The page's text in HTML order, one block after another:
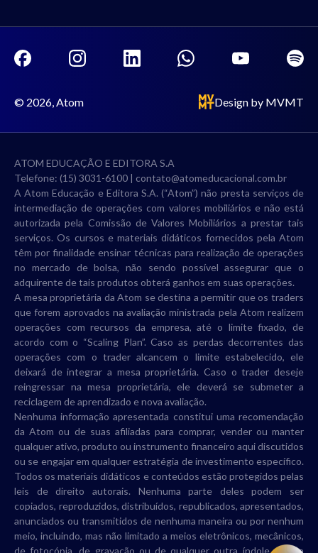
© 2026, Atom Design by MVMT
ATOM EDUCAÇÃO E EDITORA S.A
Telefone: (15) 3031-6100 | contato@atomeducacional.com.br
A Atom Educação e Editora S.A. (“Atom”) não presta serviços de
intermediação de operações com valores mobiliários e não está
autorizada pela Comissão de Valores Mobiliários a prestar tais
serviços. Os cursos e materiais didáticos fornecidos pela Atom
têm por finalidade ensinar técnicas para realização de operações
no mercado de bolsa, não sendo possível assegurar que o
adquirente de tais produtos obterá ganhos em suas operações.
A mesa proprietária da Atom se destina a permitir que os traders
que forem aprovados na avaliação ministrada pela Atom realizem
operações com recursos da empresa, até o limite fixado, de
acordo com o “Scaling Plan”. Caso as perdas decorrentes das
operações com o trader alcancem o limite estabelecido, ele
deixará de integrar a mesa proprietária. Caso o trader deseje
reingressar na mesa proprietária, ele deverá se submeter a
reciclagem de aprendizado e nova avaliação.
Nenhuma informação apresentada constitui uma recomendação
da Atom ou de suas afiliadas para comprar, vender ou manter
qualquer ativo, produto ou instrumento financeiro aqui discutidos
ou se engajar em qualquer estratégia de investimento específico.
Todos os materiais didáticos e conteúdos estão protegidos pelas
leis de direito autorais. Nenhuma parte deles podem ser
copiados, reproduzidos, distribuídos, republicados, apresentados,
anunciados ou transmitidos de nenhuma maneira ou por nenhum
meio, incluindo, mas não limitado a meios eletrônicos, mecânicos,